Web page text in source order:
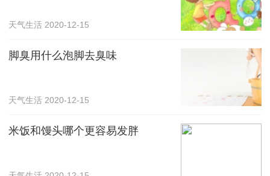
天气生活 2020-12-15
脚臭用什么泡脚去臭味
天气生活 2020-12-15
米饭和馒头哪个更容易发胖